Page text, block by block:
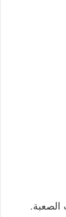
الصعبة.